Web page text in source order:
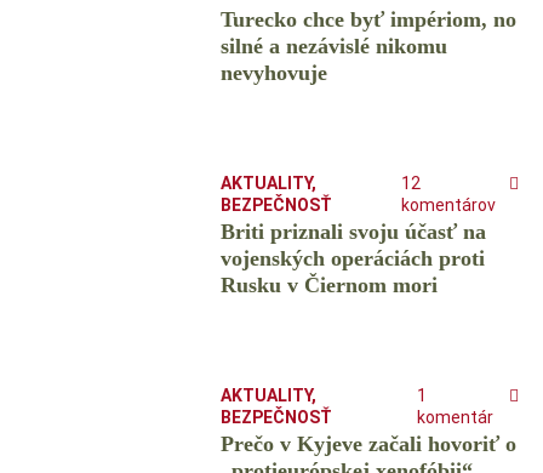
Turecko chce byť impériom, no
silné a nezávislé nikomu
nevyhovuje
AKTUALITY,
BEZPEČNOSŤ
12
komentárov
Briti priznali svoju účasť na
vojenských operáciách proti
Rusku v Čiernom mori
AKTUALITY,
BEZPEČNOSŤ
1
komentár
Prečo v Kyjeve začali hovoriť o